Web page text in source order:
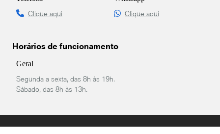
Clique aqui
Clique aqui
Horários de funcionamento
Geral
Segunda a sexta, das 8h às 19h.
Sábado, das 8h às 13h.